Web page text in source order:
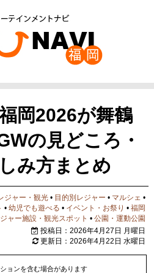
岡2026が舞鶴
の見どころ・
み方まとめ
ジャー・観光 • 目的別レジャー • マルシェ •
•幼児でも遊べる • イベント・お祭り •福岡
ャー施設・観光スポット •公園・運動公園
投稿日：2026年4月27日 月曜日
更新日：2026年4月22日 水曜日
ョンを含む場合があります